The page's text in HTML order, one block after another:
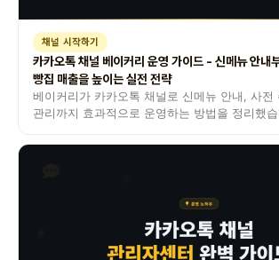
채널 시작하기
카카오톡 채널 베이커리 운영 가이드 - 신메뉴 안내
빵집 매출을 높이는 실전 전략
베이커리가 카카오톡 채널로 신메뉴 안내, 사전
관리까지 효과적으로 운영하는 방법을 정리했